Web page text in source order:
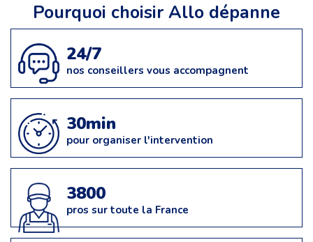
Pourquoi choisir Allo dépanne
24/7
nos conseillers vous accompagnent
30min
pour organiser l'intervention
3800
pros sur toute la France